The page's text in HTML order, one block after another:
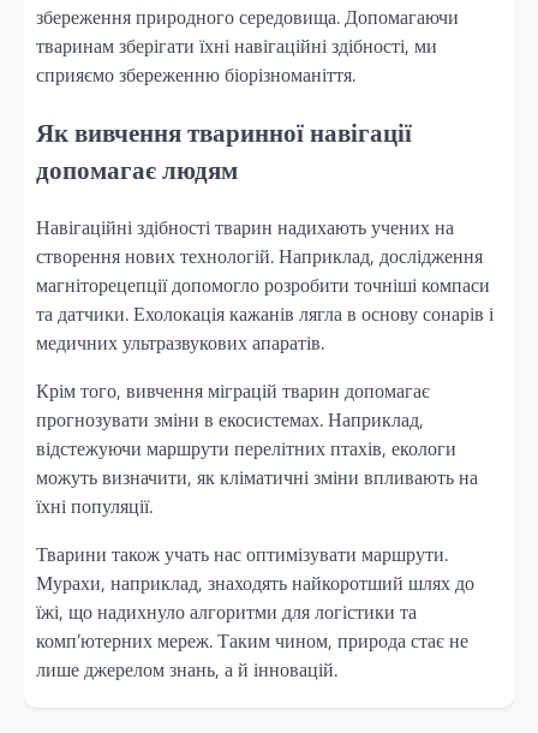
збереження природного середовища. Допомагаючи
тваринам зберігати їхні навігаційні здібності, ми
сприяємо збереженню біорізноманіття.
Як вивчення тваринної навігації
допомагає людям
Навігаційні здібності тварин надихають учених на
створення нових технологій. Наприклад, дослідження
магніторецепції допомогло розробити точніші компаси
та датчики. Ехолокація кажанів лягла в основу сонарів і
медичних ультразвукових апаратів.
Крім того, вивчення міграцій тварин допомагає
прогнозувати зміни в екосистемах. Наприклад,
відстежуючи маршрути перелітних птахів, екологи
можуть визначити, як кліматичні зміни впливають на
їхні популяції.
Тварини також учать нас оптимізувати маршрути.
Мурахи, наприклад, знаходять найкоротший шлях до
їжі, що надихнуло алгоритми для логістики та
комп’ютерних мереж. Таким чином, природа стає не
лише джерелом знань, а й інновацій.